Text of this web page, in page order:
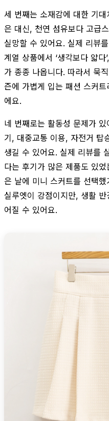
세 번째는 소재감에 대한 기
은 대신, 천연 섬유보다 고급
실망할 수 있어요. 실제 리뷰
계열 상품에서 ‘생각보다 얇다
가 종종 나옵니다. 따라서 묵
즌에 가볍게 입는 패션 스커트
에요.
네 번째로는 활동성 문제가
기, 대중교통 이용, 자전거 탑
생길 수 있어요. 실제 리뷰를
다는 후기가 많은 제품도 있
은 날에 미니 스커트를 선택
실루엣이 강점이지만, 생활
어질 수 있어요.